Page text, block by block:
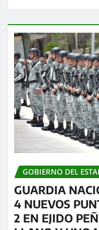
GOBIERNO DEL
GUARDIA
4 NUEVOS
2 EN EJIDO